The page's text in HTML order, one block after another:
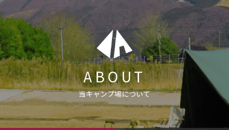
ABOUT
当キャンプ場について